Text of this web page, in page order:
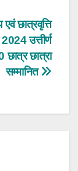
छात्रवृत्ति
2024 उत्तीर्ण
छात्रा
सम्मानित